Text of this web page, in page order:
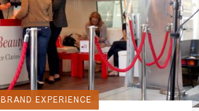
BRAND EXPERIENCE